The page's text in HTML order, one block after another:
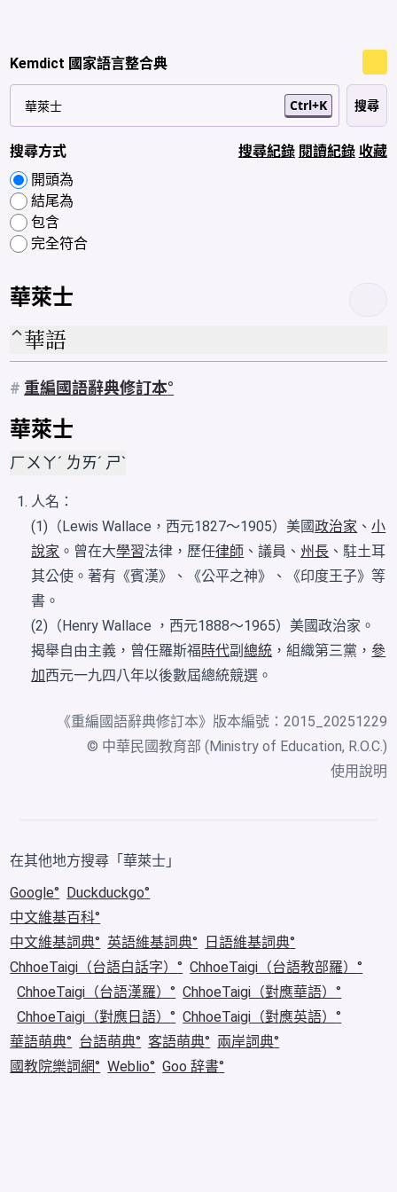
Kemdict 國家語言整合典
Ctrl+K
搜尋方式
開頭為
結尾為
包含
完全符合
搜尋紀錄 閱讀紀錄 收藏
華萊士
華語
# 重編國語辭典修訂本
華萊士
ㄏㄨㄚˊ ㄌㄞˊ ㄕˋ
人名：
(1)（Lewis Wallace，西元1827～1905）美國政治家 、小
說家 。曾在大學習法律，歷任律師 、議員、 州長 、駐土耳
其公使。著有《賓漢》、《公平之神》、《印度王子》等
書。
(2)（Henry Wallace ，西元1888～1965）美國政治家。
揭舉自由主義，曾任羅斯福時代副總統 ，組織第三黨， 參
加西元一九四八年以後數屆總統競選。
《重編國語辭典修訂本》版本編號：2015_20251229
© 中華民國教育部 (Ministry of Education, R.O.C.)
使用說明
在其他地方搜尋「華萊士」
Google
Duckduckgo
中文維基百科
中文維基詞典
英語維基詞典
日語維基詞典
ChhoeTaigi（台語白話字）
ChhoeTaigi（台語教部羅）
ChhoeTaigi（台語漢羅）
ChhoeTaigi（對應華語）
ChhoeTaigi（對應日語）
ChhoeTaigi（對應英語）
華語萌典
台語萌典 客語萌典
兩岸詞典
國教院樂詞網
Weblio Goo 辞書